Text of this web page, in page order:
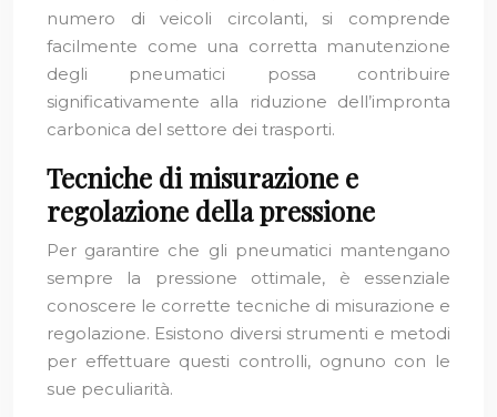
numero di veicoli circolanti, si comprende
facilmente come una corretta manutenzione
degli pneumatici possa contribuire
significativamente alla riduzione dell’impronta
carbonica del settore dei trasporti.
Tecniche di misurazione e
regolazione della pressione
Per garantire che gli pneumatici mantengano
sempre la pressione ottimale, è essenziale
conoscere le corrette tecniche di misurazione e
regolazione. Esistono diversi strumenti e metodi
per effettuare questi controlli, ognuno con le
sue peculiarità.